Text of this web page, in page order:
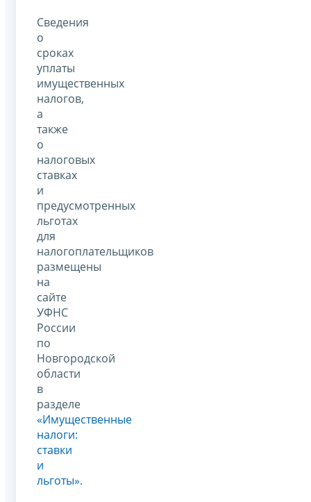
Сведения
о
сроках
уплаты
имущественных
налогов,
а
также
о
налоговых
ставках
и
предусмотренных
льготах
для
налогоплательщиков
размещены
на
сайте
УФНС
России
по
Новгородской
области
в
разделе
«Имущественные
налоги:
ставки
и
льготы».